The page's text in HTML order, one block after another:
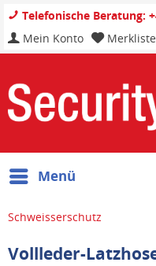
Telefonische Beratung:
Mein Konto Merkliste
Menü
Schweisserschutz
Vollleder-